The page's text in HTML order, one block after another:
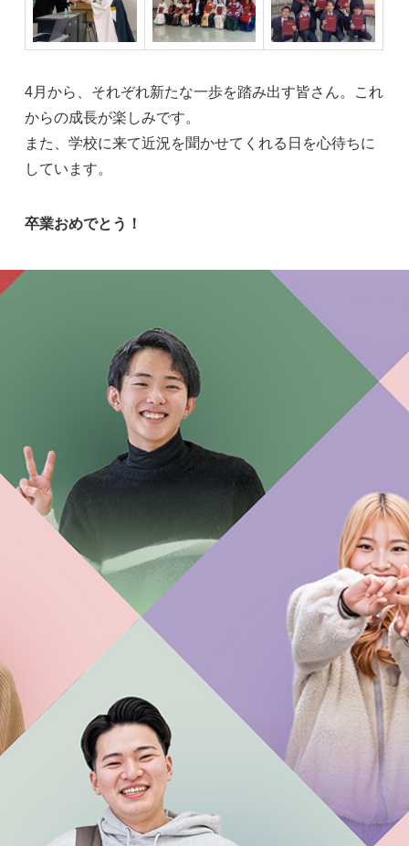
4月から、それぞれ新たな一歩を踏み出す皆さん。これ
からの成長が楽しみです。
また、学校に来て近況を聞かせてくれる日を心待ちに
しています。
卒業おめでとう！